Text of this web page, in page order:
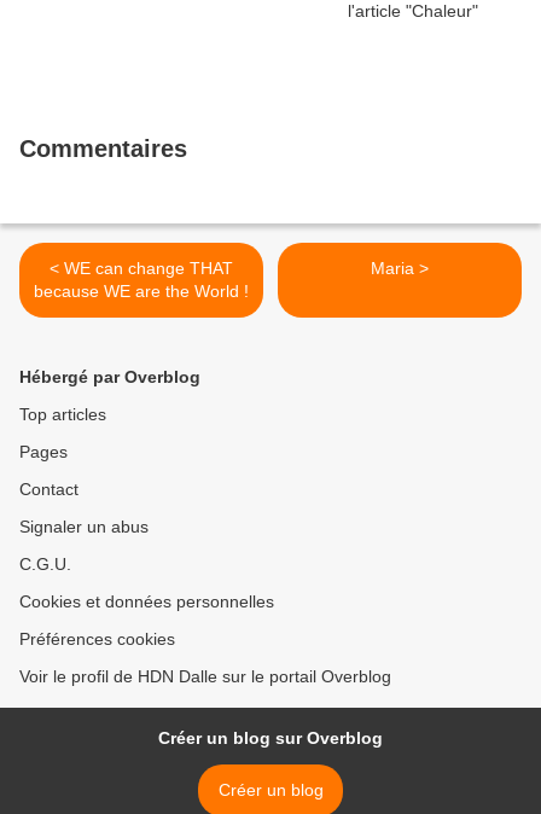
Commentaires
< WE can change THAT
because WE are the World !
Maria >
Hébergé par Overblog
Top articles
Pages
Contact
Signaler un abus
C.G.U.
Cookies et données personnelles
Préférences cookies
Voir le profil de HDN Dalle sur le portail Overblog
Créer un blog sur Overblog
Créer un blog